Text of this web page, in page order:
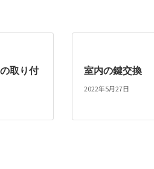
取り付
室内の鍵交換
2022年5月27日